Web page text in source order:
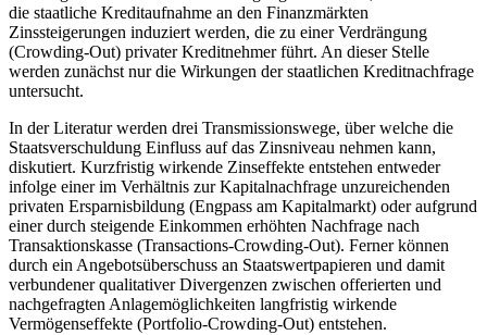
die staatliche Kreditaufnahme an den Finanzmärkten
Zinssteigerungen induziert werden, die zu einer Verdrängung
(Crowding-Out) privater Kreditnehmer führt. An dieser Stelle
werden zunächst nur die Wirkungen der staatlichen Kreditnachfrage
untersucht.
In der Literatur werden drei Transmissionswege, über welche die
Staatsverschuldung Einfluss auf das Zinsniveau nehmen kann,
diskutiert. Kurzfristig wirkende Zinseffekte entstehen entweder
infolge einer im Verhältnis zur Kapitalnachfrage unzureichenden
privaten Ersparnisbildung (Engpass am Kapitalmarkt) oder aufgrund
einer durch steigende Einkommen erhöhten Nachfrage nach
Transaktionskasse (Transactions-Crowding-Out). Ferner können
durch ein Angebotsüberschuss an Staatswertpapieren und damit
verbundener qualitativer Divergenzen zwischen offerierten und
nachgefragten Anlagemöglichkeiten langfristig wirkende
Vermögenseffekte (Portfolio-Crowding-Out) entstehen.